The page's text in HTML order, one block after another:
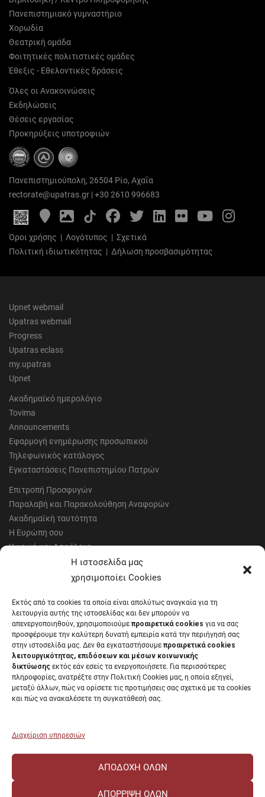
Η ιστοσελίδα μας
χρησιμοποίει Cookies
Εκτός από τα cookies τα οποία είναι απολύτως αναγκαία για τη
λειτουργία αυτής της ιστοσελίδας και δεν μπορούν να
απενεργοποιηθούν, χρησιμοποιούμε προαιρετικά cookies για να σας
προσφέρουμε την καλύτερη δυνατή εμπειρία κατά την περιήγησή σας
στην ιστοσελίδα μας. Δεν θα εγκαταστήσουμε προαιρετικά cookies
λειτουργικότητας, επιδόσεων και μέσων κοινωνικής
δικτύωσης εκτός εάν εσείς τα ενεργοποιήσετε. Για περισσότερες
πληροφορίες, ανατρέξτε στην Πολιτική Cookies μας, η οποία εξηγεί,
μεταξύ άλλων, πώς να ορίσετε τις προτιμήσεις σας σχετικά με τα cookies
και πώς να ανακαλέσετε τη συγκατάθεσή σας.
Διαχείριση υπηρεσιών
ΑΠΟΔΟΧΉ ΌΛΩΝ
ΑΠΌΡΡΙΨΗ ΌΛΩΝ
Πανεπιστημιακό γυμναστήριο
Χορωδία
Θεατρική ομάδα
Φοιτητικές πολιτιστικές ομάδες
Έθεξις - Εθελοντικές δράσεις
Όλες οι Ανακοινώσεις
Εκδηλώσεις
Θέσεις εργασίας
Προκηρύξεις υποτροφιών
Πανεπιστημιούπολη, 26504 Ρίο, Αχαΐα
rectorate@upatras.gr |+30 2610 996683
Google
Maps
Photo
Gallery
FacebookTwitterLinkedIn
FlickrYouTube
Όροι χρήσης | Λογότυπος | Σχετικά
Πολιτική ιδιωτικότητας | Δήλωση προσβασιμότητας
Upnet webmail
Upatras webmail
Progress
Upatras eclass
my.upatras
Upnet
Ακαδημαϊκό ημερολόγιο
Tovima
Announcements
Εφαρμογή ενημέρωσης προσωπικού
Τηλεφωνικός κατάλογος
Εγκαταστάσεις Πανεπιστημίου Πατρών
Επιτροπή Προσφυγών
Παραλαβή και Παρακολούθηση Αναφορών
Ακαδημαϊκή ταυτότητα
Η Ευρώπη σου
Υγιεινή και Ασφάλεια
Έντυπα Οικονομικής Υπηρεσίας
Έντυπα Διοικητικών Υπηρεσιών
Μητρώα αξιολογητών
Δημόσια Διαβούλευση
Συνεδριάσεις Συγκλήτου
Συνεδριάσεις Συμβουλίου Διοίκησης
EUNICoast European University